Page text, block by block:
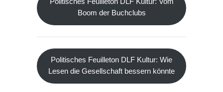
Geld für Bibliotheken
Politisches Feuilleton DLF Kultur: Vom
Boom der Buchclubs